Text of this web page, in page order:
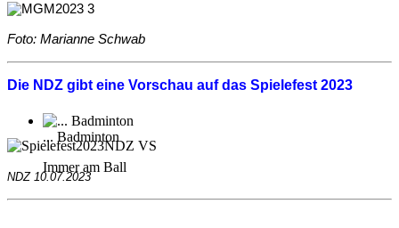
... Badminton
Immer am Ball
Foto: Marianne Schwab
Die NDZ gibt eine Vorschau auf das Spielefest 2023
NDZ 10.07.2023